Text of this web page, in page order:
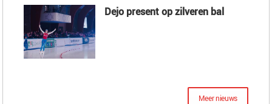
Dejo present op zilveren bal
Meer nieuws